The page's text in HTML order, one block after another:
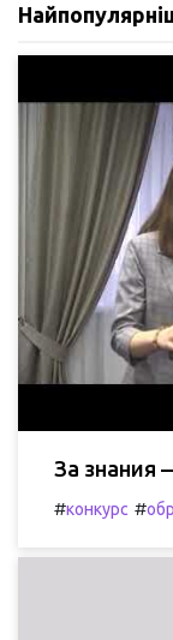
За знания
#конкурс #